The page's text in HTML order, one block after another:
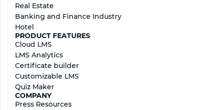
Real Estate
Banking and Finance Industry
Hotel
PRODUCT FEATURES
Cloud LMS
LMS Analytics
Certificate builder
Сustomizable LMS
Quiz Maker
COMPANY
Press Resources